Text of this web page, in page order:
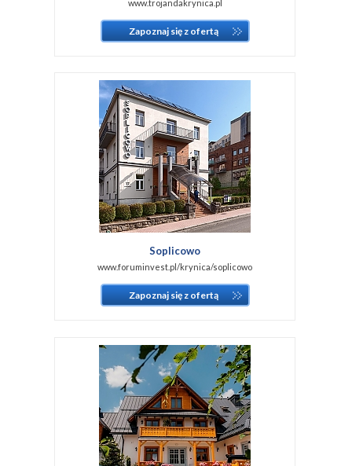
www.trojandakrynica.pl
Zapoznaj się z ofertą
Soplicowo
www.foruminvest.pl/krynica/soplicowo
Zapoznaj się z ofertą